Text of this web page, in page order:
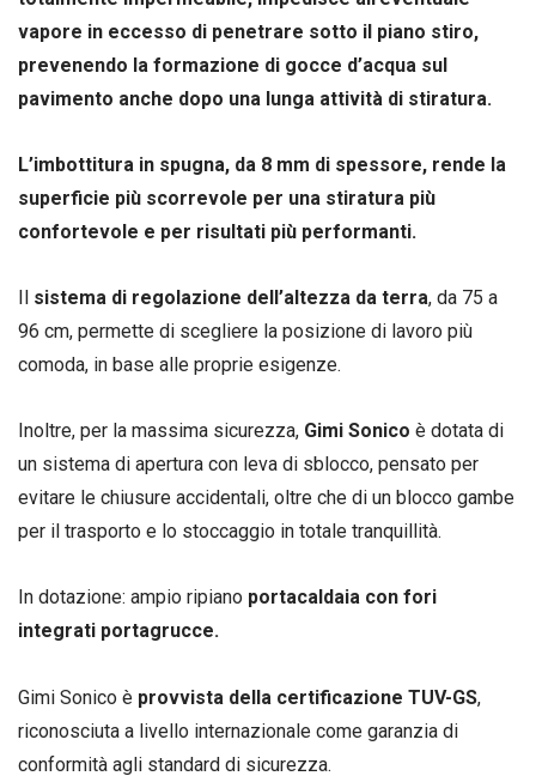
vapore in eccesso di penetrare sotto il piano stiro,
prevenendo la formazione di gocce d’acqua sul
pavimento anche dopo una lunga attività di stiratura.
L’imbottitura in spugna, da 8 mm di spessore, rende la
superficie più scorrevole per una stiratura più
confortevole e per risultati più performanti.
Il sistema di regolazione dell’altezza da terra, da 75 a
96 cm, permette di scegliere la posizione di lavoro più
comoda, in base alle proprie esigenze.
Inoltre, per la massima sicurezza, Gimi Sonico è dotata di
un sistema di apertura con leva di sblocco, pensato per
evitare le chiusure accidentali, oltre che di un blocco gambe
per il trasporto e lo stoccaggio in totale tranquillità.
In dotazione: ampio ripiano portacaldaia con fori
integrati portagrucce.
Gimi Sonico è provvista della certificazione TUV-GS,
riconosciuta a livello internazionale come garanzia di
conformità agli standard di sicurezza.